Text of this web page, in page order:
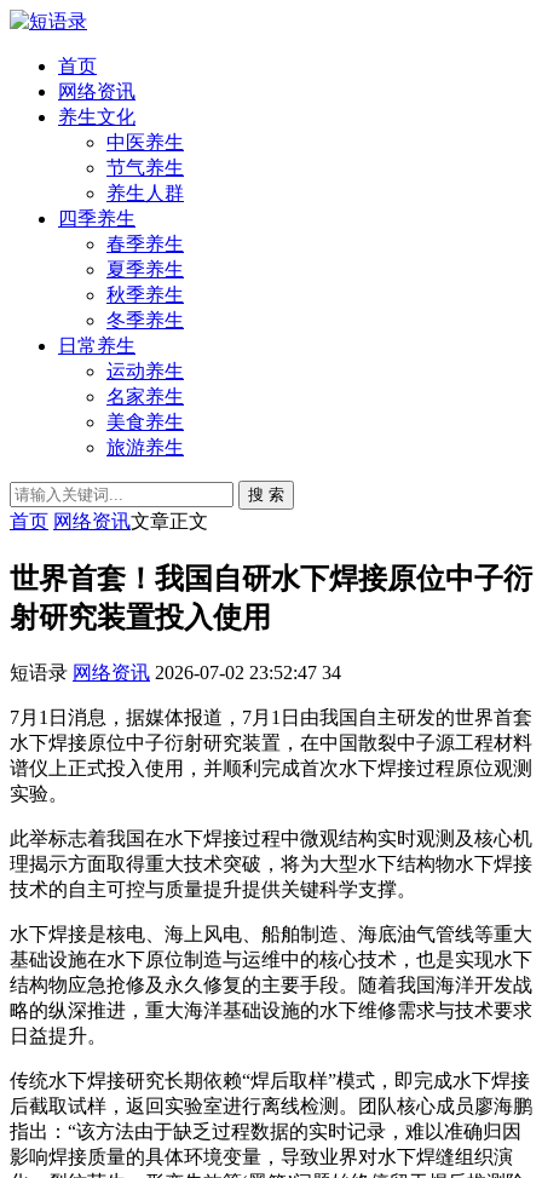
首页
网络资讯
养生文化
中医养生
节气养生
养生人群
四季养生
春季养生
夏季养生
秋季养生
冬季养生
日常养生
运动养生
名家养生
美食养生
旅游养生
搜 索
首页 网络资讯文章正文
世界首套！我国自研水下焊接原位中子衍
射研究装置投入使用
短语录 网络资讯 2026-07-02 23:52:47 34
7月1日消息，据媒体报道，7月1日由我国自主研发的世界首套
水下焊接原位中子衍射研究装置，在中国散裂中子源工程材料
谱仪上正式投入使用，并顺利完成首次水下焊接过程原位观测
实验。
此举标志着我国在水下焊接过程中微观结构实时观测及核心机
理揭示方面取得重大技术突破，将为大型水下结构物水下焊接
技术的自主可控与质量提升提供关键科学支撑。
水下焊接是核电、海上风电、船舶制造、海底油气管线等重大
基础设施在水下原位制造与运维中的核心技术，也是实现水下
结构物应急抢修及永久修复的主要手段。随着我国海洋开发战
略的纵深推进，重大海洋基础设施的水下维修需求与技术要求
日益提升。
传统水下焊接研究长期依赖“焊后取样”模式，即完成水下焊接
后截取试样，返回实验室进行离线检测。团队核心成员廖海鹏
指出：“该方法由于缺乏过程数据的实时记录，难以准确归因
影响焊接质量的具体环境变量，导致业界对水下焊缝组织演